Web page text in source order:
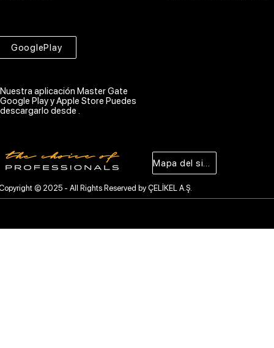
GooglePlay
Nuestra aplicación Master Gate
Google Play y Apple Store Puedes
descargarlo desde .
© 2025 - All Rights Reserved by ÇELİKEL A.Ş.